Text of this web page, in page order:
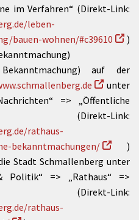
im Verfahren“ (Direkt-Link:
leben-
bauen-wohnen/#c39610
)
auf der
unter
=> „Öffentliche
(Direkt-Link:
rathaus-
bekanntmachungen/
)
Stadt Schmallenberg unter
Politik“ => „Rathaus“ =>
(Direkt-Link:
rathaus-